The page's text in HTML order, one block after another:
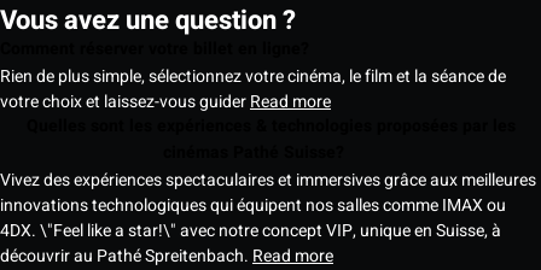
Vous avez une question ?
Rien de plus simple, sélectionnez votre cinéma, le film et la séance de
votre choix et laissez-vous guiderRead more
Vivez des expériences spectaculaires et immersives grâce aux meilleures
innovations technologiques qui équipent nos salles comme IMAX ou
4DX. \"Feel like a star!\" avec notre concept VIP, unique en Suisse, à
découvrir au Pathé Spreitenbach. Read more